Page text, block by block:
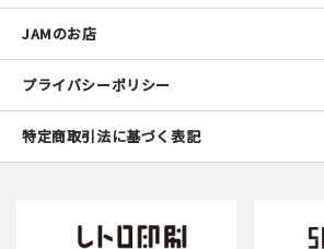
JAMのお店
プライバシーポリシー
特定商取引法に基づく表記